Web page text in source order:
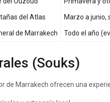
del Atlas Marzo a junio,
de Marrakech Todo el año
(Souks)
de Marrakech ofrecen una